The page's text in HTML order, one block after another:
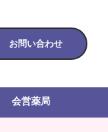
お問い合わせ
会営薬局